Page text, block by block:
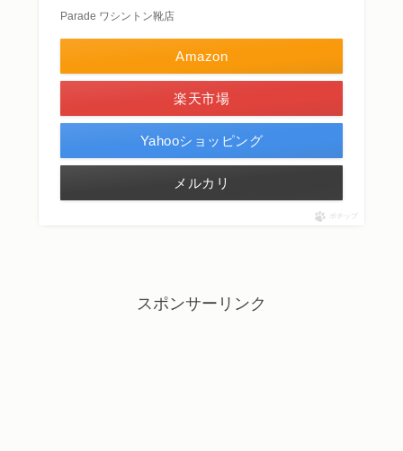
Parade ワシントン靴店
Amazon
楽天市場
Yahooショッピング
メルカリ
ポチップ
スポンサーリンク